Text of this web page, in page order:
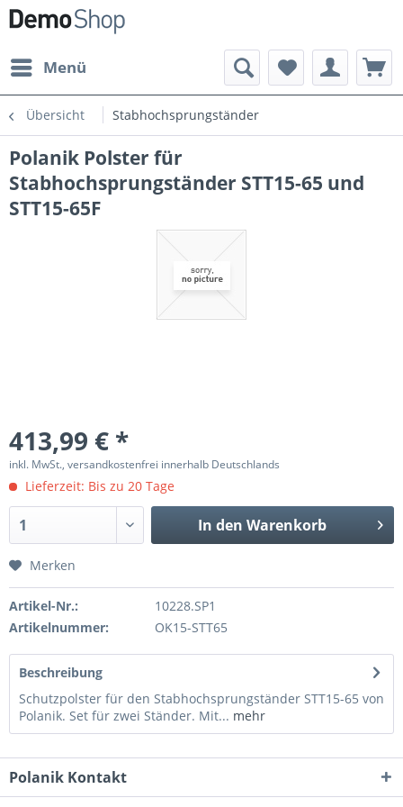
Menü
Übersicht Stabhochsprungständer
Polanik Polster für
Stabhochsprungständer STT15-65 und
STT15-65F
413,99 € *
inkl. MwSt., versandkostenfrei innerhalb Deutschlands
Lieferzeit: Bis zu 20 Tage
In den Warenkorb
Merken
Artikel-Nr.:
10228.SP1
Artikelnummer:
OK15-STT65
Beschreibung
Schutzpolster für den Stabhochsprungständer STT15-65 von
Polanik. Set für zwei Ständer. Mit... mehr
Polanik Kontakt